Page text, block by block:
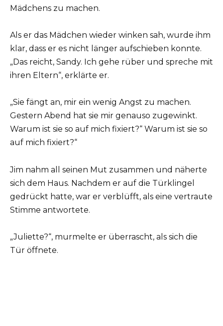
Mädchens zu machen.
Als er das Mädchen wieder winken sah, wurde ihm
klar, dass er es nicht länger aufschieben konnte.
„Das reicht, Sandy. Ich gehe rüber und spreche mit
ihren Eltern“, erklärte er.
„Sie fängt an, mir ein wenig Angst zu machen.
Gestern Abend hat sie mir genauso zugewinkt.
Warum ist sie so auf mich fixiert?“ Warum ist sie so
auf mich fixiert?“
Jim nahm all seinen Mut zusammen und näherte
sich dem Haus. Nachdem er auf die Türklingel
gedrückt hatte, war er verblüfft, als eine vertraute
Stimme antwortete.
„Juliette?“, murmelte er überrascht, als sich die
Tür öffnete.